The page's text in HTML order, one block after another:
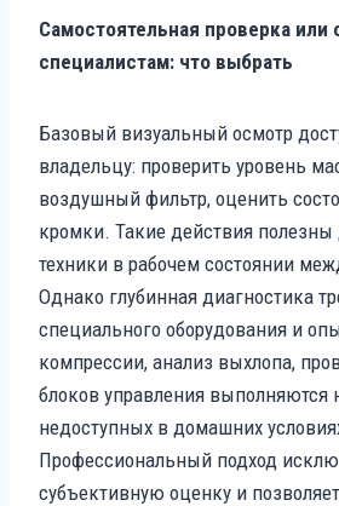
Самостоятельная проверка или
специалистам: что выбрать
Базовый визуальный осмотр
владельцу: проверить уровень
воздушный фильтр, оценить
кромки. Такие действия
техники в рабочем состоянии
Однако глубинная диагностика
специального оборудования и
компрессии, анализ выхлопа,
блоков управления выполняются
недоступных в домашних
Профессиональный подход
субъективную оценку и